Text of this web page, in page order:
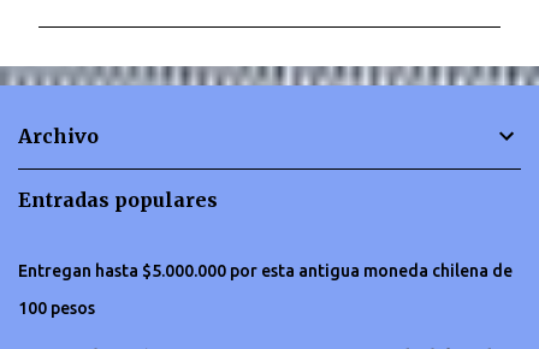
n
Archivo
Entradas populares
Entregan hasta $5.000.000 por esta antigua moneda chilena de
100 pesos